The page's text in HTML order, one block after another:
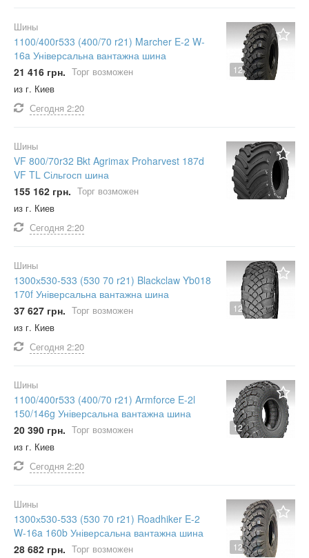
12
Шины
1100/400r533 (400/70 r21) Marcher E-2 W-
16a Універсальна вантажна шина
21 416 грн. Торг возможен
из г. Киев
Сегодня 2:20
Шины
VF 800/70r32 Bkt Agrimax Proharvest 187d
VF TL Сільгосп шина
155 162 грн. Торг возможен
из г. Киев
Сегодня 2:20
12
Шины
1300х530-533 (530 70 r21) Blackclaw Yb018
170f Універсальна вантажна шина
37 627 грн. Торг возможен
из г. Киев
Сегодня 2:20
12
Шины
1100/400r533 (400/70 r21) Armforce E-2l
150/146g Універсальна вантажна шина
20 390 грн. Торг возможен
из г. Киев
Сегодня 2:20
12
Шины
1300х530-533 (530 70 r21) Roadhiker E-2
W-16a 160b Універсальна вантажна шина
28 682 грн. Торг возможен